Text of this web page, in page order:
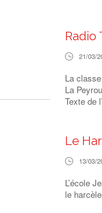
Radio
21/03/
La
La
Texte de
Le
13/03/
L’école
le